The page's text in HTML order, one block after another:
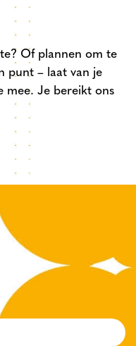
Of plannen om te
punt – laat van je
mee. Je bereikt ons